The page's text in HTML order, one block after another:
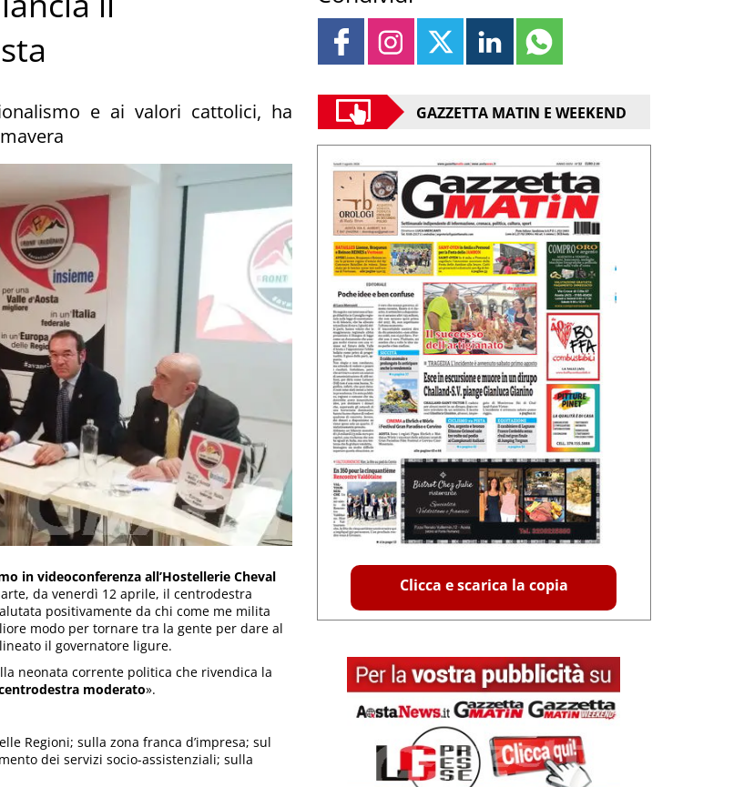
e ai valori cattolici, ha
in videoconferenza all’Hostellerie Cheval
da venerdì 12 aprile, il centrodestra
positivamente da chi come me milita
modo per tornare tra la gente per dare al
il governatore ligure.
neonata corrente politica che rivendica la
moderato».
Regioni; sulla zona franca d’impresa; sul
dei servizi socio-assistenziali; sulla
GAZZETTA MATIN E WEEKEND
Clicca e scarica la copia